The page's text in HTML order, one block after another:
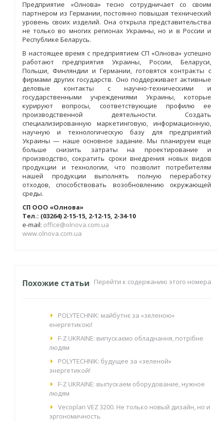
Предприятие «Олнова» тесно сотрудничает со своим
партнером из Германии, постоянно повышая технический
уровень своих изделий. Она открыла представительства
не только во многих регионах Украины, но и в России и
Республике Беларусь.
В настоящее время с предприятием СП «Олнова» успешно
работают предприятия Украины, России, Беларуси,
Польши, Финляндии и Германии, готовятся контракты с
фирмами других государств. Оно поддерживает активные
деловые контакты с научно-техническими и
государственными учреждениями Украины, которые
курируют вопросы, соответствующие профилю ее
производственной деятельности. Создать
специализированную маркетинговую, информационную,
научную и технологическую базу для предприятий
Украины — наше основное задание. Мы планируем еще
больше снизить затраты на проектирование и
производство, сократить сроки внедрения новых видов
продукции и технологии, что позволит потребителям
нашей продукции выполнять полную переработку
отходов, способствовать возобновлению окружающей
среды.
СП ООО «Олнова»
Тел.: (03264) 2-15-15, 2-12-15, 2-34-10
e-mail: office@olnova.com.ua
www.olnova.com.ua
Похожие статьи Перейти к содержанию этого номера
POLYTECHNIK: майбутнє за «зеленою»
енергетикою!
F-Z UKRAINE: випускаємо обладнання, потрібне
людям
POLYTECHNIK: будущее за «зеленой»
энергетикой!
F-Z UKRAINE: выпускаем оборудование, нужное
людям
Vecoplan VEZ 3200. Не только новый дизайн, но и
эргономичность